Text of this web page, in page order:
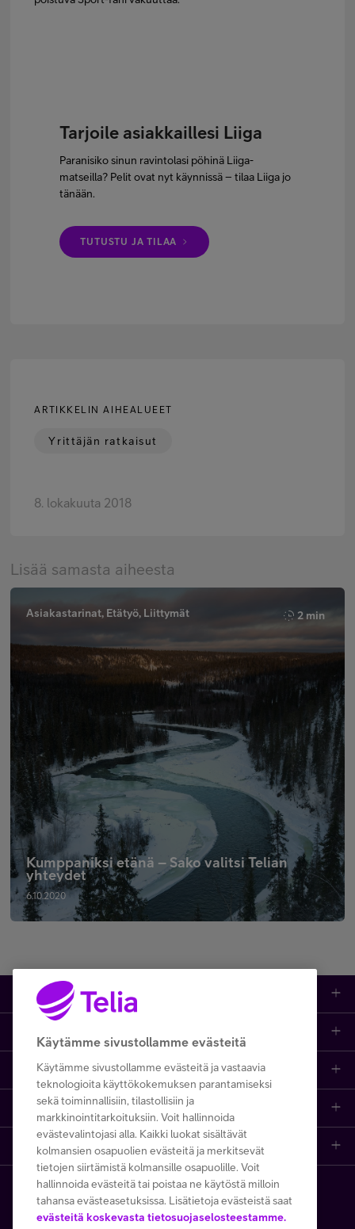
Tarjoile asiakkaillesi Liiga
Paranisiko sinun ravintolasi pöhinä Liiga-
matseilla? Pelit ovat nyt käynnissä – tilaa Liiga jo
tänään.
TUTUSTU JA TILAA
Lisää samasta aiheesta
Asiakastarinat, Etätyö, Liittymät 2 min
Kumppaniksi etänä – Sako valitsi Telian
yhteydet
6.10.2020
ARTIKKELIN AIHEALUEET
Yrittäjän ratkaisut
8. lokakuuta 2018
Tuotteet
IT-palvelut
Yrittäjän palvelut
Julkishallinnolle
Wholesale
Etusivu
Yhteystiedot
Paikalliset yritysmyyjät
Viat ja häiriöt
Opi ja inspiroidu
Kaikki sisällöt
Artikkelit
Referenssit
Asiakasvinkit
Telia
Telia
Telia Cygate
Telia Finland
Telia yrityksenä
Vastuullisuus
Copyright Telia Company 2026
Käytämme sivustollamme evästeitä
Käytämme sivustollamme evästeitä ja vastaavia
teknologioita käyttökokemuksen parantamiseksi
sekä toiminnallisiin, tilastollisiin ja
markkinointitarkoituksiin. Voit hallinnoida
evästevalintojasi alla. Kaikki luokat sisältävät
kolmansien osapuolien evästeitä ja merkitsevät
tietojen siirtämistä kolmansille osapuolille. Voit
hallinnoida evästeitä tai poistaa ne käytöstä milloin
tahansa evästeasetuksissa. Lisätietoja evästeistä saat
evästeitä koskevasta tietosuojaselosteestamme.